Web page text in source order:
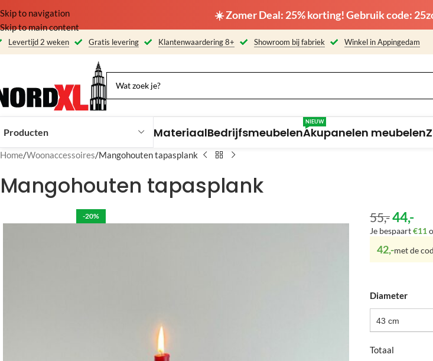
☀️ Zomer Deal: 25% korting! Gebruik code:
Skip to navigation
Skip to main content
Levertijd 2 weken Gratis levering Klantenwaardering 8+ Showroom bij fabriek Winkel in Appingedam
Producten MateriaalBedrijfsmeubelenAkupanelen meubelen
NIEUW
Home Woonaccessoires Mangohouten tapasplank
Mangohouten tapasplank
-20% 55,-44,-
Je bespaart€11
42,-met de
Diameter
43 cm
Totaal